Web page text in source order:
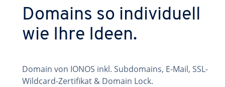
Domains so individuell
wie Ihre Ideen.
Domain von IONOS inkl. Subdomains, E-Mail, SSL-
Wildcard-Zertifikat & Domain Lock.